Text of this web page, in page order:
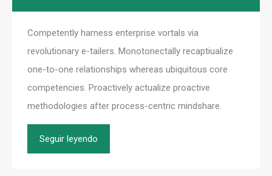
Competently harness enterprise vortals via
revolutionary e-tailers. Monotonectally recaptiualize
one-to-one relationships whereas ubiquitous core
competencies. Proactively actualize proactive
methodologies after process-centric mindshare.
Seguir leyendo